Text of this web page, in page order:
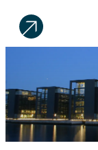
Sijoittaja.fi
Tee